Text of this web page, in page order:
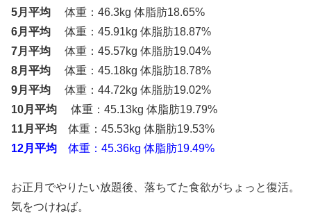
5月平均 体重：46.3kg 体脂肪18.65%
6月平均 体重：45.91kg 体脂肪18.87%
7月平均 体重：45.57kg 体脂肪19.04%
8月平均 体重：45.18kg 体脂肪18.78%
9月平均 体重：44.72kg 体脂肪19.02%
10月平均 体重：45.13kg 体脂肪19.79%
11月平均 体重：45.53kg 体脂肪19.53%
12月平均 体重：45.36kg 体脂肪19.49%
お正月でやりたい放題後、落ちてた食欲がちょっと復活。
気をつけねば。